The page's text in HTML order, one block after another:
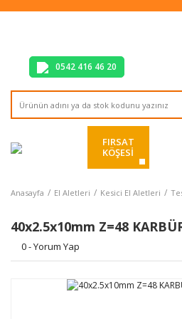
Tüm Alışverişlerde Vade
0542 416 46 20
FIRSAT
KÖŞESİ
Anasayfa El Aletleri Kesici El Aletleri
40x2.5x10mm Z=48
0 - Yorum Yap